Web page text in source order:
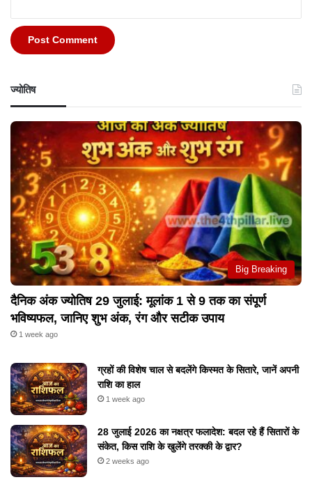
ज्योतिष
Big Breaking
दैनिक अंक ज्योतिष 29 जुलाई: मूलांक 1 से 9 तक का संपूर्ण
भविष्यफल, जानिए शुभ अंक, रंग और सटीक उपाय
1 week ago
ग्रहों की विशेष चाल से बदलेंगे किस्मत के सितारे, जानें अपनी
राशि का हाल
1 week ago
28 जुलाई 2026 का नक्षत्र फलादेश: बदल रहे हैं सितारों के
संकेत, किस राशि के खुलेंगे तरक्की के द्वार?
2 weeks ago